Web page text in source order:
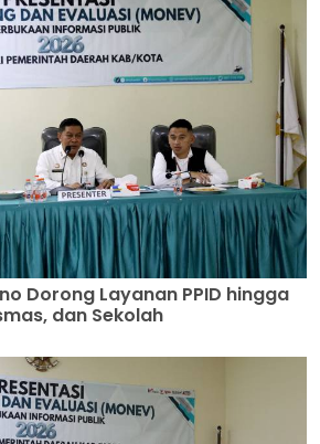
Dorong Layanan PPID hingga
dan Sekolah